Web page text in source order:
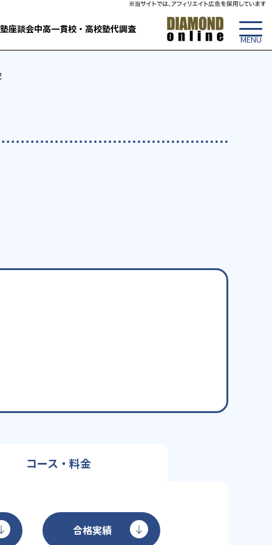
座談会中高一貫校・高校塾代調査
コース・料金
合格実績